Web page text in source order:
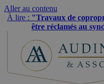
Aller au contenu
À lire : "Travaux de
être réclamés au